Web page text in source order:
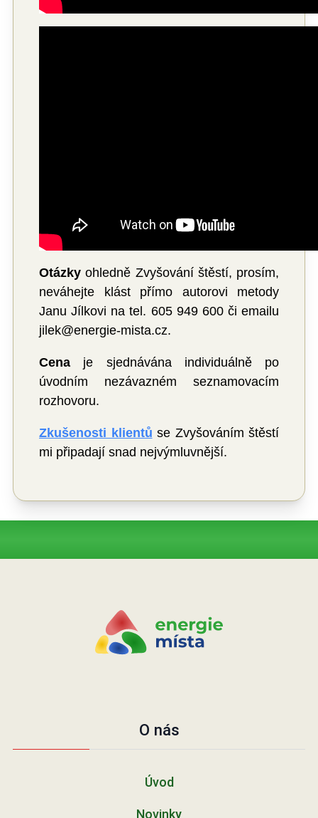
Otázkyohledně Zvyšování štěstí, prosím,
neváhejte klást přímo autorovi metody
Janu Jílkovi na tel. 605 949 600 či emailu
jilek@energie-mista.cz.
Cena je sjednávána individuálně po
úvodním nezávazném seznamovacím
rozhovoru.
Zkušenosti klientů se Zvyšováním štěstí
mi připadají snad nejvýmluvnější.
O nás
Úvod
Novinky